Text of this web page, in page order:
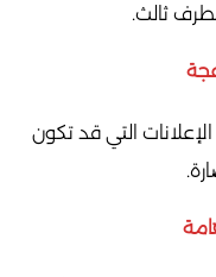
ثالث.
التي قد تكون